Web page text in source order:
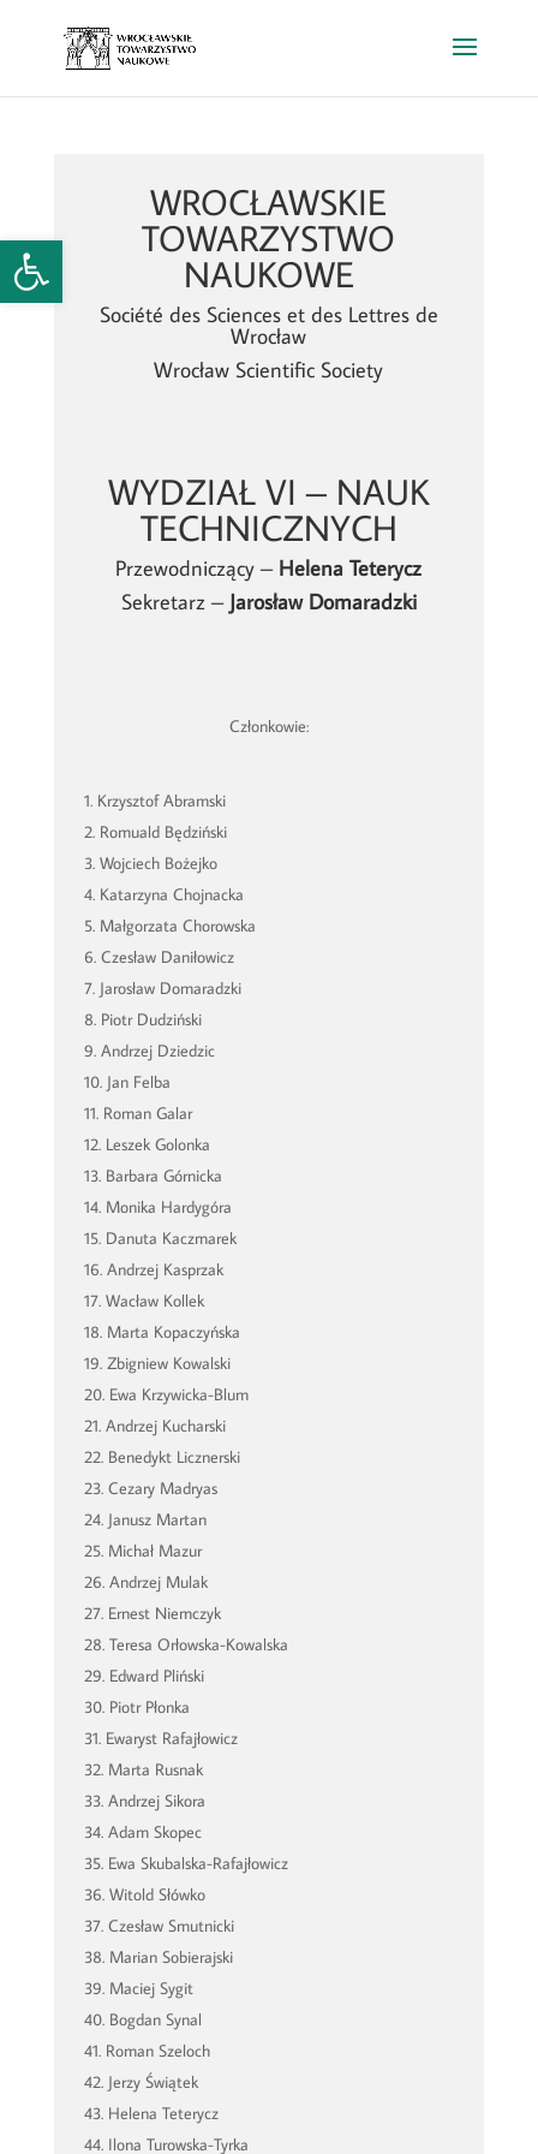
Open toolbar
WROCŁAWSKIE
TOWARZYSTWO
NAUKOWE
Société des Sciences et des Lettres de
Wrocław
Wrocław Scientific Society
WYDZIAŁ VI – NAUK
TECHNICZNYCH
Przewodniczący – Helena Teterycz
Sekretarz – Jarosław Domaradzki
Członkowie:
Krzysztof Abramski
Romuald Będziński
Wojciech Bożejko
Katarzyna Chojnacka
Małgorzata Chorowska
Czesław Daniłowicz
Jarosław Domaradzki
Piotr Dudziński
Andrzej Dziedzic
Jan Felba
Roman Galar
Leszek Golonka
Barbara Górnicka
Monika Hardygóra
Danuta Kaczmarek
Andrzej Kasprzak
Wacław Kollek
Marta Kopaczyńska
Zbigniew Kowalski
Ewa Krzywicka-Blum
Andrzej Kucharski
Benedykt Licznerski
Cezary Madryas
Janusz Martan
Michał Mazur
Andrzej Mulak
Ernest Niemczyk
Teresa Orłowska-Kowalska
Edward Pliński
Piotr Płonka
Ewaryst Rafajłowicz
Marta Rusnak
Andrzej Sikora
Adam Skopec
Ewa Skubalska-Rafajłowicz
Witold Słówko
Czesław Smutnicki
Marian Sobierajski
Maciej Sygit
Bogdan Synal
Roman Szeloch
Jerzy Świątek
Helena Teterycz
Ilona Turowska-Tyrka